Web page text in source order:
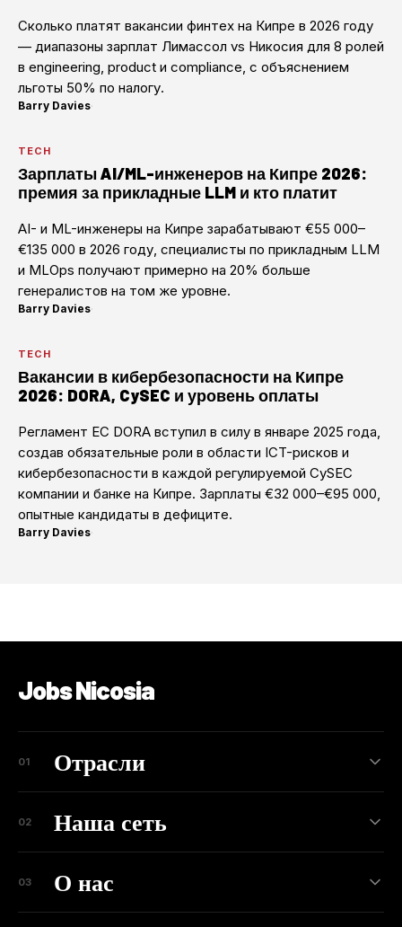
Сколько платят вакансии финтех на Кипре в 2026 году
— диапазоны зарплат Лимассол vs Никосия для 8 ролей
в engineering, product и compliance, с объяснением
льготы 50% по налогу.
Barry Davies·
TECH
Зарплаты AI/ML-инженеров на Кипре 2026:
премия за прикладные LLM и кто платит
AI- и ML-инженеры на Кипре зарабатывают €55 000–
€135 000 в 2026 году, специалисты по прикладным LLM
и MLOps получают примерно на 20% больше
генералистов на том же уровне.
Barry Davies·
TECH
Вакансии в кибербезопасности на Кипре
2026: DORA, CySEC и уровень оплаты
Регламент ЕС DORA вступил в силу в январе 2025 года,
создав обязательные роли в области ICT-рисков и
кибербезопасности в каждой регулируемой CySEC
компании и банке на Кипре. Зарплаты €32 000–€95 000,
опытные кандидаты в дефиците.
Barry Davies·
Jobs Nicosia
01 Отрасли
02 Наша сеть
03 О нас